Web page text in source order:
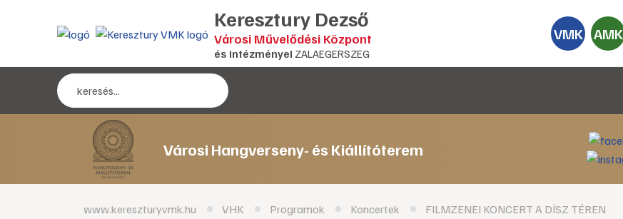
Keresztury Dezső
Városi Művelődési Központ
és intézményei ZALAEGERSZEG
VMK AMK
Városi Hangverseny- és Kiállítóterem
www.kereszturyvmk.hu VHK Programok Koncertek FILMZENEI KONCERT A DÍSZ TÉREN